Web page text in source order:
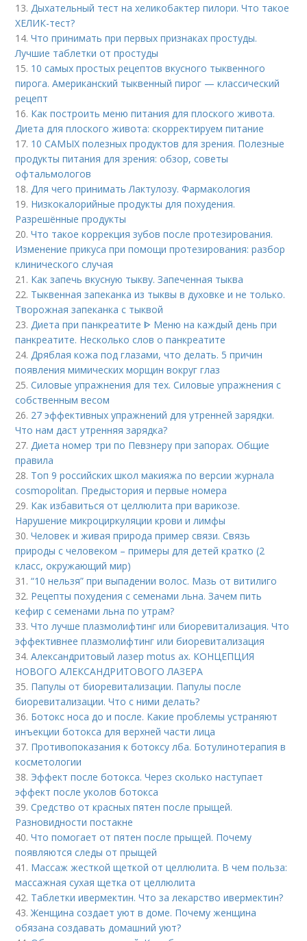
13. Дыхательный тест на хеликобактер пилори. Что такое
ХЕЛИК-тест?
14.Что принимать при первых признаках простуды.
Лучшие таблетки от простуды
15. 10 самых простых рецептов вкусного тыквенного
пирога. Американский тыквенный пирог — классический
рецепт
16. Как построить меню питания для плоского живота.
Диета для плоского живота: скорректируем питание
17. 10 САМЫХ полезных продуктов для зрения. Полезные
продукты питания для зрения: обзор, советы
офтальмологов
18. Для чего принимать Лактулозу. Фармакология
19. Низкокалорийные продукты для похудения.
Разрешённые продукты
20.Что такое коррекция зубов после протезирования.
Изменение прикуса при помощи протезирования: разбор
клинического случая
21. Как запечь вкусную тыкву. Запеченная тыква
22. Тыквенная запеканка из тыквы в духовке и не только.
Творожная запеканка с тыквой
23. Диета при панкреатите ᐈ Меню на каждый день при
панкреатите. Несколько слов о панкреатите
24. Дряблая кожа под глазами, что делать. 5 причин
появления мимических морщин вокруг глаз
25.Силовые упражнения для тех. Силовые упражнения с
собственным весом
26. 27 эффективных упражнений для утренней зарядки.
Что нам даст утренняя зарядка?
27. Диета номер три по Певзнеру при запорах. Общие
правила
28. Топ 9 российских школ макияжа по версии журнала
cosmopolitan. Предыстория и первые номера
29. Как избавиться от целлюлита при варикозе.
Нарушение микроциркуляции крови и лимфы
30.Человек и живая природа пример связи. Связь
природы с человеком – примеры для детей кратко (2
класс, окружающий мир)
31.“10 нельзя” при выпадении волос. Мазь от витилиго
32. Рецепты похудения с семенами льна. Зачем пить
кефир с семенами льна по утрам?
33.Что лучше плазмолифтинг или биоревитализация. Что
эффективнее плазмолифтинг или биоревитализация
34.Александритовый лазер motus ax. КОНЦЕПЦИЯ
НОВОГО АЛЕКСАНДРИТОВОГО ЛАЗЕРА
35. Папулы от биоревитализации. Папулы после
биоревитализации. Что с ними делать?
36. Ботокс носа до и после. Какие проблемы устраняют
инъекции ботокса для верхней части лица
37. Противопоказания к ботоксу лба. Ботулинотерапия в
косметологии
38. Эффект после ботокса. Через сколько наступает
эффект после уколов ботокса
39.Средство от красных пятен после прыщей.
Разновидности постакне
40.Что помогает от пятен после прыщей. Почему
появляются следы от прыщей
41. Массаж жесткой щеткой от целлюлита. В чем польза:
массажная сухая щетка от целлюлита
42. Таблетки ивермектин. Что за лекарство ивермектин?
43.Женщина создает уют в доме. Почему женщина
обязана создавать домашний уют?